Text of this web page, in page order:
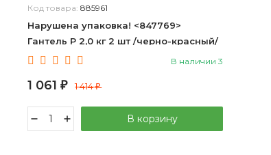
Код товара:885961
Нарушена упаковка! <847769>
Гантель Р 2,0 кг 2 шт /черно-красный/
1 001-0002-002
В наличии 3
1 061₽ 1 414₽
В корзину